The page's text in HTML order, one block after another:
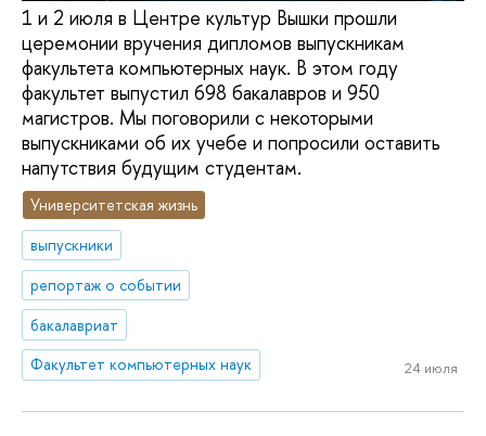
1 и 2 июля в Центре культур Вышки прошли
церемонии вручения дипломов выпускникам
факультета компьютерных наук. В этом году
факультет выпустил 698 бакалавров и 950
магистров. Мы поговорили с некоторыми
выпускниками об их учебе и попросили оставить
напутствия будущим студентам.
Университетская жизнь
выпускники
репортаж о событии
бакалавриат
Факультет компьютерных наук
24 июля